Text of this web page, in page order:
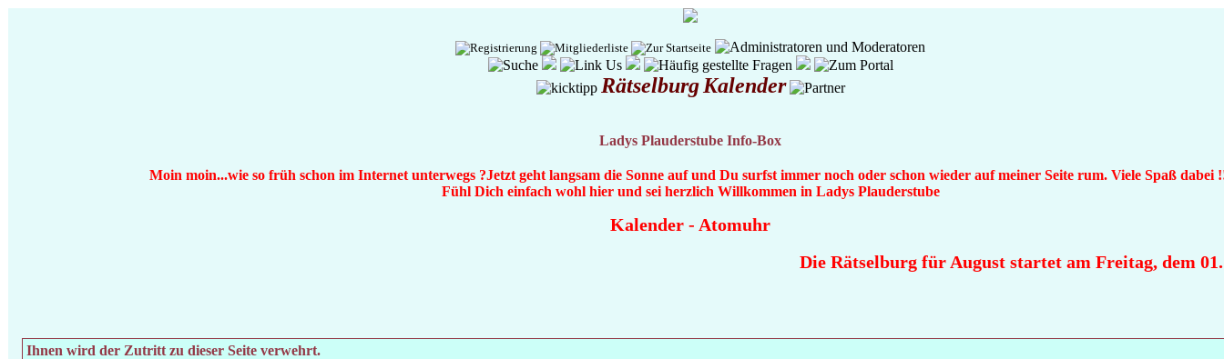
Rätselburg Kalender
Ladys Plauderstube Info-Box
Moin moin...wie so früh schon im Internet unterwegs ?Jetzt geht langsam die Sonne auf und Du surfst immer noch oder schon wieder auf meiner Seite rum. Viele Spaß dabei
Fühl Dich einfach wohl hier und sei herzlich Willkommen in Ladys Plauderstube
Kalender - Atomuhr
Die Rätselburg für August startet am Freitag, dem
Ihnen wird der Zutritt zu dieser Seite verwehrt.